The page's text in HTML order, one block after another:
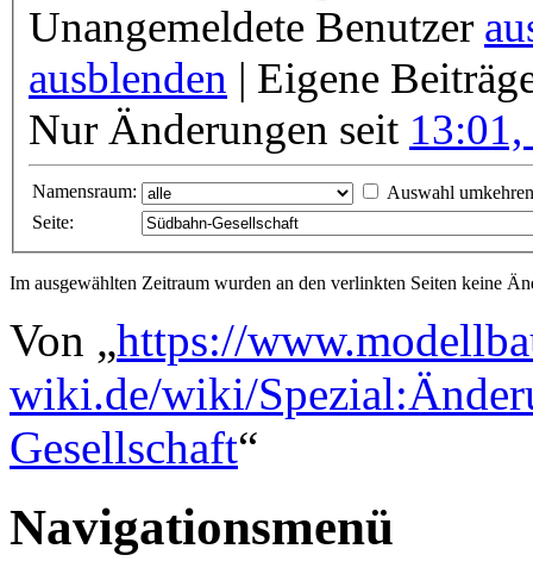
Unangemeldete Benutzer
ausblenden | Eigene
Nur Änderungen seit
Namensraum:
Auswahl umkehren
Seite:
Im ausgewählten Zeitraum wurden an den verlinkten Seiten keine
Von „https://
wiki.de/wiki/
Gesellschaft“
Navigationsmenü